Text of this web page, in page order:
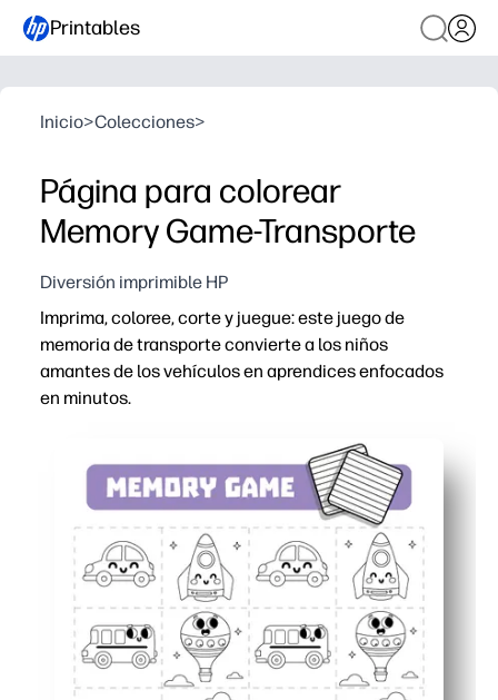
Printables
Inicio>Colecciones>
Página para colorear
Memory Game-Transporte
Diversión imprimible HP
Imprima, coloree, corte y juegue: este juego de
memoria de transporte convierte a los niños
amantes de los vehículos en aprendices enfocados
en minutos.
Comodidad sin preparación: imprima en casa, deje
Desarrolla habilidades reales: fortalece la memoria
Fácil de adaptar: use algunos pares para
Resistente para el aula: lamina o mete en las